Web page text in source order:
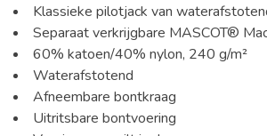
Klassieke pilotjack van
Separaat verkrijgbare MASCOT®
60% katoen/40% nylon, 240 g/m²
Waterafstotend
Afneembare bontkraag
Uitritsbare bontvoering